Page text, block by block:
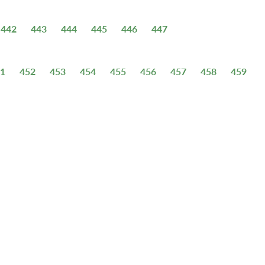
442 443 444 445 446 447
452 453 454 455 456 457 458 459